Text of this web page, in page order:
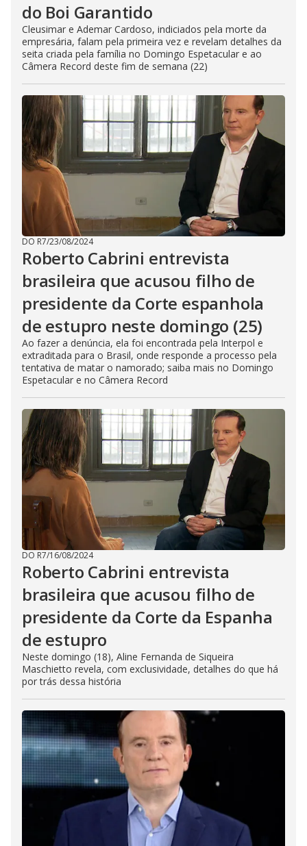
do Boi Garantido
Cleusimar e Ademar Cardoso, indiciados pela morte da
empresária, falam pela primeira vez e revelam detalhes da
seita criada pela família no Domingo Espetacular e ao
Câmera Record deste fim de semana (22)
DO R7/23/08/2024
Roberto Cabrini entrevista
brasileira que acusou filho de
presidente da Corte espanhola
de estupro neste domingo (25)
Ao fazer a denúncia, ela foi encontrada pela Interpol e
extraditada para o Brasil, onde responde a processo pela
tentativa de matar o namorado; saiba mais no Domingo
Espetacular e no Câmera Record
DO R7/16/08/2024
Roberto Cabrini entrevista
brasileira que acusou filho de
presidente da Corte da Espanha
de estupro
Neste domingo (18), Aline Fernanda de Siqueira
Maschietto revela, com exclusividade, detalhes do que há
por trás dessa história